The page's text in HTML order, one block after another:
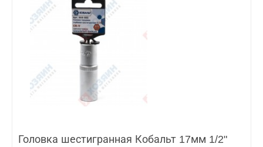
Головка шестигранная Кобальт 17мм 1/2"